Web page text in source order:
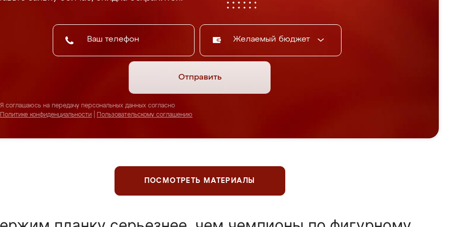
Желаемый бюджет
Отправить
Я соглашаюсь на передачу персональных данных согласно
Политике конфиденциальности
Пользовательскому соглашению
ПОСМОТРЕТЬ МАТЕРИАЛЫ